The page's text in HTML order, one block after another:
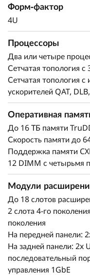
д
л
к
и
и
е
платформы
которые
данных,
нагрузками и
До четырех
огромный
графических
можете уверенно
критически
предприятия
Форм-фактор
4U
Процессоры
Два или четыре
Сетчатая топология
Сетчатая топология
ускорителей QAT,
Оперативная
До 16 ТБ памяти
Скорость памяти до
Поддержка памяти
12 DIMM с четырьмя
Модули
До 18 слотов
2 слота 4-го
поколения
На передней панели:
На задней панели: 2x
последовательный
управления 1GbE